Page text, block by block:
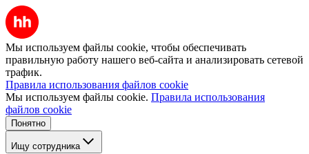
Мы используем файлы cookie, чтобы обеспечивать
правильную работу нашего веб-сайта и анализировать сетевой
трафик.
Правила использования файлов cookie
Мы используем файлы cookie. Правила использования
файлов cookie
Понятно
Ищу сотрудника